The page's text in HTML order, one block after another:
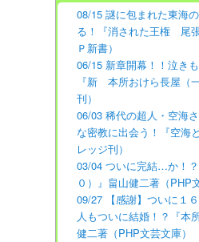
08/15 謎に包まれた東海
る！『消された王権 尾
Ｐ新書）
06/15 新章開幕！！泣き
『新 本所おけら長屋（
刊）
06/03 稀代の超人・空海
な密教に出会う！『空海
レッジ刊）
03/04 ついに完結…か！
０）』畠山健二著（PHP
09/27 【感謝】ついに１
人もついに結婚！？『本
健二著（PHP文芸文庫）